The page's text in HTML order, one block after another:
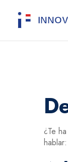
¿Te